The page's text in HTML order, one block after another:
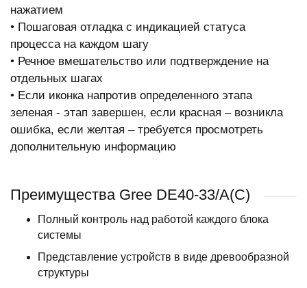
нажатием
• Пошаговая отладка с индикацией статуса
процесса на каждом шагу
• Речное вмешательство или подтверждение на
отдельных шагах
• Если иконка напротив определенного этапа
зеленая - этап завершен, если красная – возникла
ошибка, если желтая – требуется просмотреть
дополнительную информацию
Преимущества Gree DE40-33/A(C)
Полный контроль над работой каждого блока
системы
Представление устройств в виде древообразной
структуры